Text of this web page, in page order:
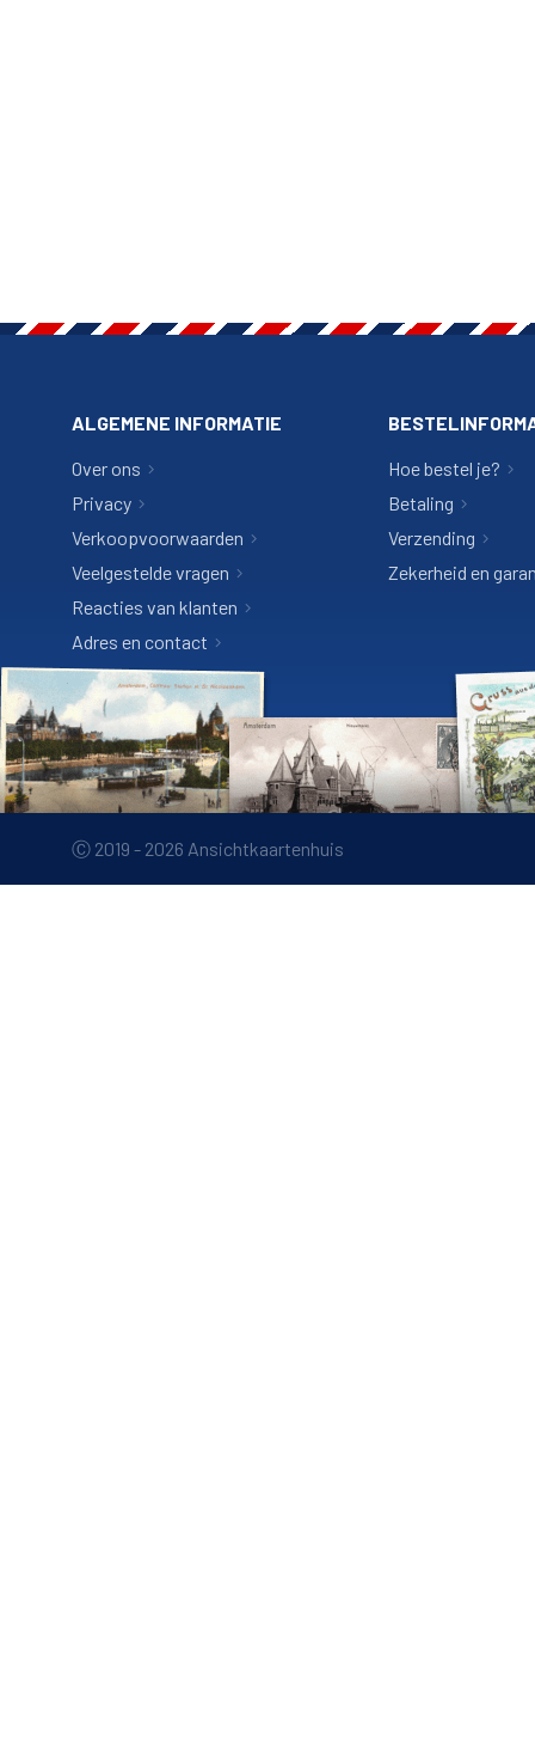
ALGEMENE INFORMATIE
Over ons
Privacy
Verkoopvoorwaarden
Veelgestelde vragen
Reacties van klanten
Adres en contact
Hoe bestel je?
Betaling
Verzending
Zekerheid en
Ⓒ 2019 - 2026 Ansichtkaartenhuis